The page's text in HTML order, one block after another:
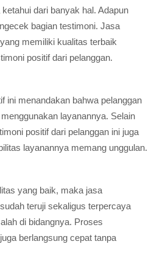
dari banyak hal. Adapun
bagian testimoni. Jasa
memiliki kualitas terbaik
positif dari pelanggan.
ini menandakan bahwa pelanggan
layanannya. Selain
positif dari pelanggan ini juga
layanannya memang unggulan.
yang baik, maka jasa
teruji sekaligus terpercaya
di bidangnya. Proses
berlangsung cepat tanpa